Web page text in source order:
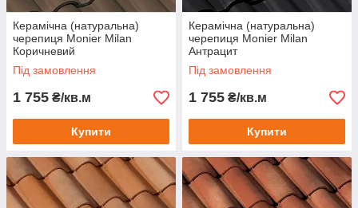
Керамічна (натуральна)
черепиця Monier Milan
Коричневий
Під замовлення
1 755 ₴/кв.м
Купити
Керамічна (натуральна)
черепиця Monier Milan
Антрацит
Під замовлення
1 755 ₴/кв.м
Купити